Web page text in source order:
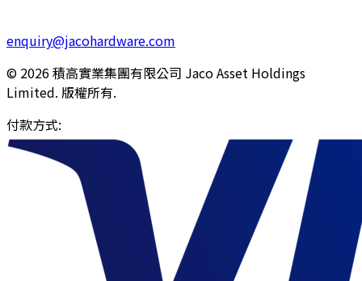
enquiry@jacohardware.com
© 2026 積高實業集團有限公司 Jaco Asset Holdings
Limited. 版權所有.
付款方式: